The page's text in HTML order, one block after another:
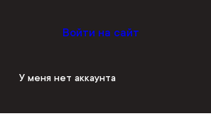
Войти на сайт
У меня нет аккаунта